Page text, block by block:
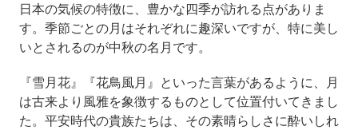
日本の気候の特徴に、豊かな四季が訪れる点がありま
す。季節ごとの月はそれぞれに趣深いですが、特に美し
いとされるのが中秋の名月です。
『雪月花』『花鳥風月』といった言葉があるように、月
は古来より風雅を象徴するものとして位置付いてきまし
た。 平安時代の貴族たちは、その素晴らしさに酔いしれ